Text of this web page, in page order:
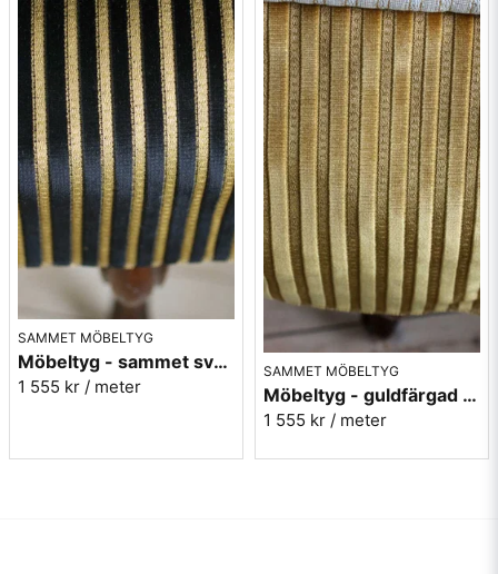
SAMMET MÖBELTYG
Möbeltyg - sammet svart - Noblesse nr.4
1 555 kr / meter
SAMMET MÖBELTYG
Möbeltyg - guldfärgad sammet - Noblesse nr.5
1 555 kr / meter